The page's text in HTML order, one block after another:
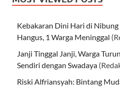
Kebakaran Dini Hari di
Hangus, 1 Warga Meninggal
Janji Tinggal Janji, Warga
Sendiri dengan Swadaya
Riski Alfriansyah: Bintang